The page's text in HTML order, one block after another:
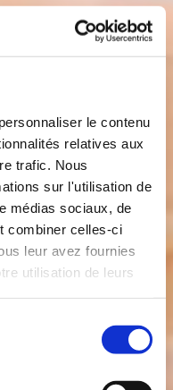
le contenu
relatives aux
trafic. Nous
sur l'utilisation de
médias sociaux, de
combiner celles-ci
leur avez fournies
utilisation de leurs